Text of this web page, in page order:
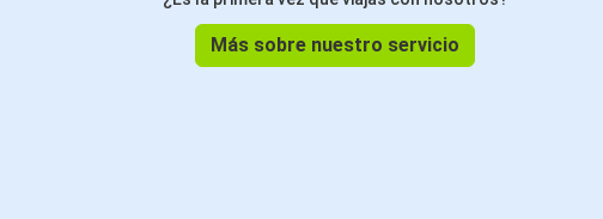
Más sobre nuestro servicio